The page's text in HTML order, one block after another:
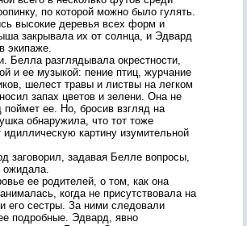
по которой можно было гулять.
высокие деревья всех форм и
закрывала их от солнца, и Эдвард
экипаже.
Белла разглядывала окрестности,
и ее музыкой: пение птиц, журчание
шелест травы и листвы на легком
запах цветов и зелени. Она не
ее. Но, бросив взгляд на
обнаружила, что тот тоже
идиллическую картину изумительной
заговорил, задавая Белле вопросы,
ожидала.
ее родителей, о том, как она
когда не присутствовала на
его сестры. За ними следовали
подробные. Эдвард, явно